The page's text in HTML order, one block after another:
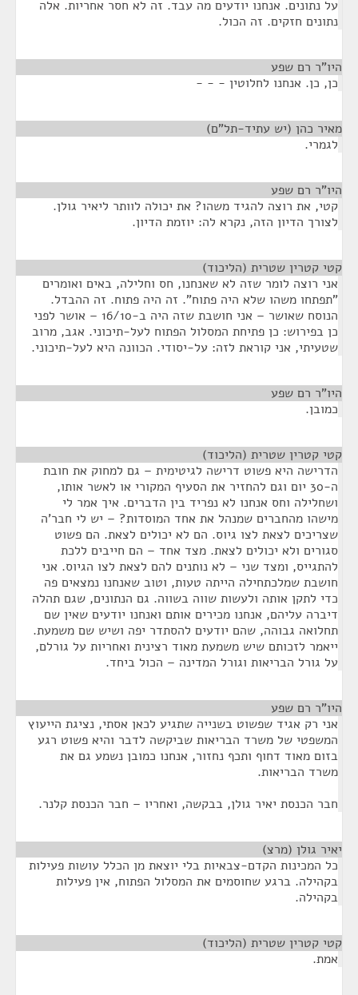
על נתונים. אנחנו יודעים מה עבד. זה לא חסר אחריות. אלה
נתונים חזקים. זה הכול.
היו"ר רם שפע
כן, כן. אנחנו לחלוטין - - -
מאיר כהן (יש עתיד-תל"ם)
לגמרי.
היו"ר רם שפע
קטי, את רוצה להגיד משהו? את יכולה לוותר ליאיר גולן.
לצורך הדיון הזה, נקרא לה: יוזמת הדיון.
קטי קטרין שטרית (הליכוד)
אני רוצה לומר שזה לא שאנחנו, חס וחלילה, באים ואומרים
"תפתחו משהו שלא היה פתוח". זה היה פתוח. זה ההבדל.
הנוסח שאושר – אני חושבת שזה היה ב-16/10 – אושר לפני
כן בפירוש: כן פתיחת המסלול הפתוח לעל-תיכוני. אגב, מרוב
שטעיתי, אני קוראת לזה: על-יסודי. הכוונה היא לעל-תיכוני.
היו"ר רם שפע
כמובן.
קטי קטרין שטרית (הליכוד)
הדרישה היא פשוט דרישה לגיטימית – גם למחוק את חובת
ה-30 יום וגם להחזיר את הסעיף המקורי או לאשר אותו,
ושחלילה וחס אנחנו לא נפריד בין הדברים. איך אמר לי
מישהו מהחברים שמנהל את אחד המוסדות? – יש לי חבר'ה
שצריכים לצאת לצו גיוס. הם לא יכולים לצאת. הם פשוט
סגורים ולא יכולים לצאת. מצד אחד – הם חייבים ללכת
להתגייס, ומצד שני – לא נותנים להם לצאת לצו הגיוס. אני
חושבת שמלכתחילה הייתה טעות, וטוב שאנחנו נמצאים פה
כדי לתקן אותה ולעשות שווה בשווה. גם הנתונים, שגם תהלה
דיברה עליהם, אנחנו מכירים אותם ואנחנו יודעים שאין שם
תחלואה גבוהה, שהם יודעים להסתדר יפה ושיש שם משמעת.
ייאמר לזכותם שיש משמעת מאוד רצינית ואחריות על גורלם,
על גורל הבריאות וגורל המדינה – הכול ביחד.
היו"ר רם שפע
אני רק אגיד שפשוט בשנייה שתגיע לכאן אסתי, נציגת הייעוץ
המשפטי של משרד הבריאות שביקשה לדבר והיא פשוט רגע
בזום מאוד דחוף ותכף נחזור, אנחנו כמובן נשמע גם את
משרד הבריאות.
חבר הכנסת יאיר גולן, בבקשה, ואחריו – חבר הכנסת קלנר.
יאיר גולן (מרצ)
כל המכינות הקדם-צבאיות בלי יוצאת מן הכלל עושות פעילות
בקהילה. ברגע שחוסמים את המסלול הפתוח, אין פעילות
בקהילה.
קטי קטרין שטרית (הליכוד)
אמת.